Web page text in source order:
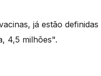
já estão definidas
4,5 milhões".